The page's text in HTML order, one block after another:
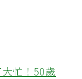
忙！50歲